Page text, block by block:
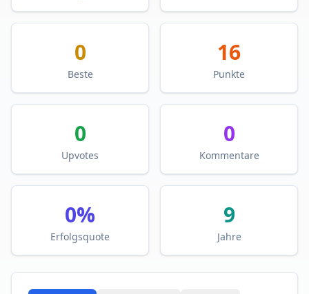
0
Beste
16
Punkte
0
Upvotes
0
Kommentare
0%
Erfolgsquote
9
Jahre